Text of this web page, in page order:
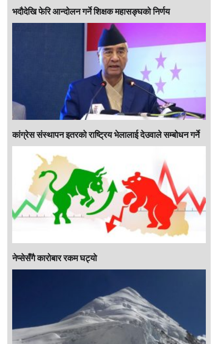
भदौदेखि फेरि आन्दोलन गर्ने शिक्षक महासङ्घको निर्णय
कांग्रेस संस्थापन इतरको राष्ट्रिय भेलालाई देउवाले सम्बोधन गर्ने
नेप्सेसँगै काराेबार रकम घट्याे